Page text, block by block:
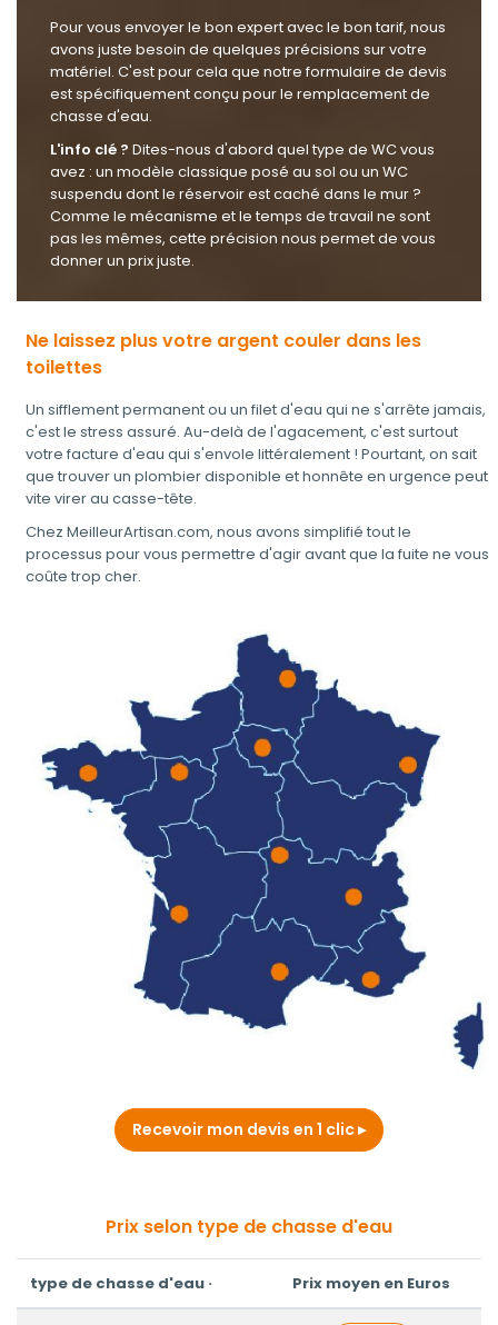
Pour vous envoyer le bon expert avec le bon tarif, nous
avons juste besoin de quelques précisions sur votre
matériel. C'est pour cela que notre formulaire de devis
est spécifiquement conçu pour le remplacement de
chasse d'eau.
L'info clé ? Dites-nous d'abord quel type de WC vous
avez : un modèle classique posé au sol ou un WC
suspendu dont le réservoir est caché dans le mur ?
Comme le mécanisme et le temps de travail ne sont
pas les mêmes, cette précision nous permet de vous
donner un prix juste.
Ne laissez plus votre argent couler dans les
toilettes
Un sifflement permanent ou un filet d'eau qui ne s'arrête jamais,
c'est le stress assuré. Au-delà de l'agacement, c'est surtout
votre facture d'eau qui s'envole littéralement ! Pourtant, on sait
que trouver un plombier disponible et honnête en urgence peut
vite virer au casse-tête.
Chez MeilleurArtisan.com, nous avons simplifié tout le
processus pour vous permettre d'agir avant que la fuite ne vous
coûte trop cher.
Recevoir mon devis en 1 clic
Prix selon type de chasse d'eau
type de chasse d'eau · Prix moyen en Euros